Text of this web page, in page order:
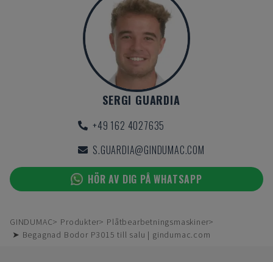
SERGI GUARDIA
+49 162 4027635
S.GUARDIA@GINDUMAC.COM
HÖR AV DIG PÅ WHATSAPP
GINDUMAC Produkter
Plåtbearbetningsmaskiner
➤ Begagnad Bodor P3015 till salu | gindumac.com